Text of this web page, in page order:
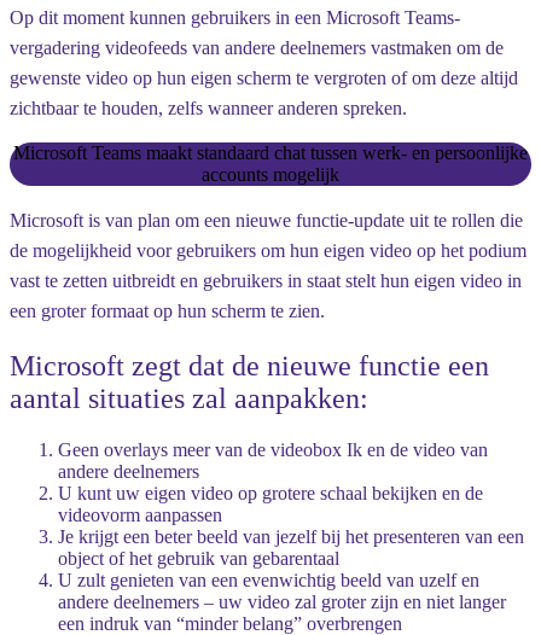
Op dit moment kunnen gebruikers in een Microsoft Teams-
vergadering videofeeds van andere deelnemers vastmaken om de
gewenste video op hun eigen scherm te vergroten of om deze altijd
zichtbaar te houden, zelfs wanneer anderen spreken.
Microsoft Teams maakt standaard chat tussen werk- en persoonlijke
accounts mogelijk
Microsoft is van plan om een nieuwe functie-update uit te rollen die
de mogelijkheid voor gebruikers om hun eigen video op het podium
vast te zetten uitbreidt en gebruikers in staat stelt hun eigen video in
een groter formaat op hun scherm te zien.
Microsoft zegt dat de nieuwe functie een
aantal situaties zal aanpakken:
Geen overlays meer van de videobox Ik en de video van
andere deelnemers
U kunt uw eigen video op grotere schaal bekijken en de
videovorm aanpassen
Je krijgt een beter beeld van jezelf bij het presenteren van een
object of het gebruik van gebarentaal
U zult genieten van een evenwichtig beeld van uzelf en
andere deelnemers – uw video zal groter zijn en niet langer
een indruk van “minder belang” overbrengen